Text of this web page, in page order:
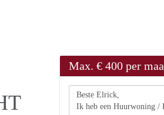
Max. € 400 per